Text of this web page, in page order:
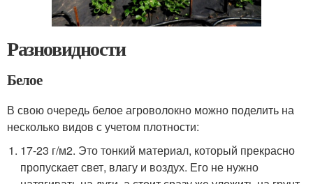
Разновидности
Белое
В свою очередь белое агроволокно можно поделить на
несколько видов с учетом плотности:
17-23 г/м2. Это тонкий материал, который прекрасно
пропускает свет, влагу и воздух. Его не нужно